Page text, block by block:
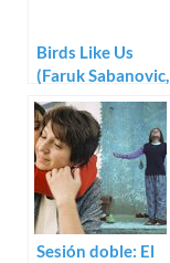
Birds Like Us
(Faruk Sabanovic,
Amela Cuhara)
Sesión doble: El